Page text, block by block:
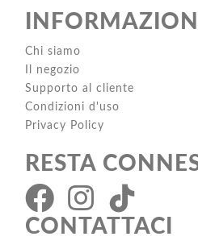
INFORMAZIONI
Chi siamo
Il negozio
Supporto al cliente
Condizioni d'uso
Privacy Policy
RESTA
CONTATTACI